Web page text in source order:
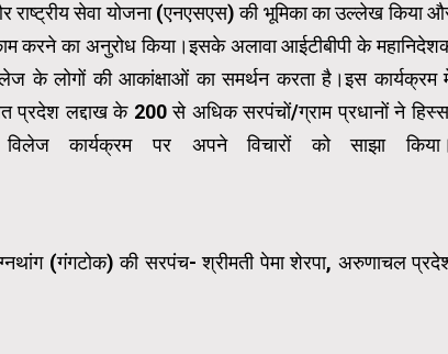
सेवा योजना (एनएसएस) की भूमिका का उल्लेख किया
करने का अनुरोध किया।इसके अलावा आईटीबीपी के
के लोगों की आकांक्षाओं का समर्थन करता है।इस कार्यक्रम
लद्दाख के 200 से अधिक सरपंचों/ग्राम प्रधानों ने
कार्यक्रम पर अपने विचारों को साझा
(गंगटोक) की सरपंच- श्रीमती पेमा शेरपा, अरुणाचल